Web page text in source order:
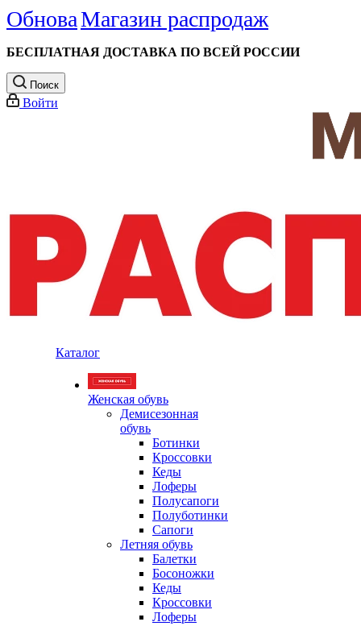
ОбноваМагазин распродаж
БЕСПЛАТНАЯ ДОСТАВКА ПО ВСЕЙ РОССИИ
Поиск
Войти
Каталог
Женская обувь
Демисезонная
обувь
Ботинки
Кроссовки
Кеды
Лоферы
Полусапоги
Полуботинки
Сапоги
Летняя обувь
Балетки
Босоножки
Кеды
Кроссовки
Лоферы